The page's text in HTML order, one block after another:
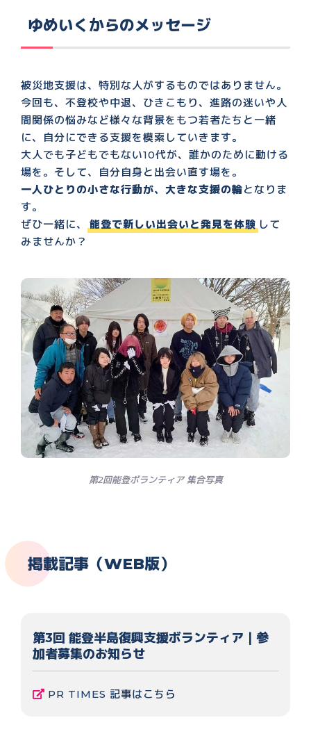
ゆめいくからのメッセージ
被災地支援は、特別な人がするものではありません。
今回も、不登校や中退、ひきこもり、進路の迷いや人
間関係の悩みなど様々な背景をもつ若者たちと一緒
に、自分にできる支援を模索していきます。
大人でも子どもでもない10代が、誰かのために動ける
場を。そして、自分自身と出会い直す場を。
一人ひとりの小さな行動が、大きな支援の輪となりま
す。
ぜひ一緒に、
能登で新しい出会いと発見を体験 して
みませんか？
第2回能登ボランティア 集合写真
掲載記事（WEB版）
第3回 能登半島復興支援ボランティア｜参
加者募集のお知らせ
PR TIMES 記事はこちら